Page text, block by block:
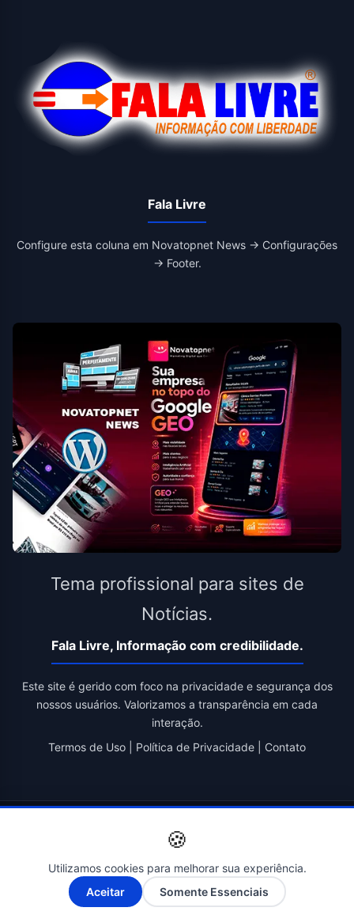
Fala Livre
Configure esta coluna em Novatopnet News → Configurações
→ Footer.
Tema profissional para sites de
Notícias.
Fala Livre, Informação com credibilidade.
Este site é gerido com foco na privacidade e segurança dos
nossos usuários. Valorizamos a transparência em cada
interação.
Termos de Uso
Política de Privacidade Contato
Novatopnet
A- A+
🍪
Utilizamos cookies para melhorar sua experiência.
Aceitar
Somente Essenciais